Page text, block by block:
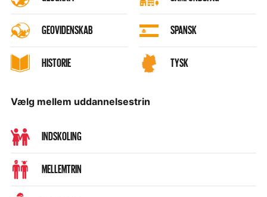
GEOVIDENSKAB
HISTORIE
SPANSK
TYSK
Vælg mellem uddannelsestrin
INDSKOLING
MELLEMTRIN